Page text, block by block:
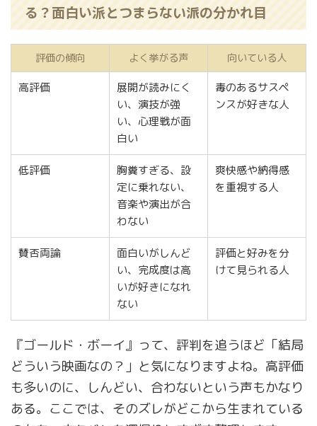
る？面白い派とつまらない派の分かれ目
評価の傾向 よく挙がる声 向いている人
高評価
展開が読みにく
い、演技が強
い、心理戦が面
白い
毒のあるサスペ
ンスが好きな人
低評価
胸糞すぎる、設
定に乗れない、
音楽や演出が合
わない
爽快感や納得感
を重視する人
賛否両論
面白いがしんど
い、完成度は高
いが好きになれ
ない
評価と好みを分
けて見られる人
『ゴールド・ボーイ』って、評判を追うほど「結局
どういう映画なの？」と気になりますよね。高評価
も多いのに、しんどい、合わないという声もかなり
ある。ここでは、そのズレがどこから生まれている